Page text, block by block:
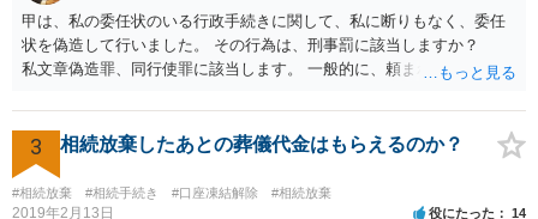
甲は、私の委任状のいる行政手続きに関して、私に断りもなく、委任
状を偽造して行いました。 その行為は、刑事罰に該当しますか？
私文章偽造罪、同行使罪に該当します。 一般的に、頼まれた（委任さ
か？ 委任状を偽造して使用することはまでは依頼の範囲ではない
ので できないと思います。
3 相続放棄したあとの葬儀代金はもらえるのか？
#相続放棄 #相続手続き #口座凍結解除 #相続放棄
2019年2月13日 役にたった 14